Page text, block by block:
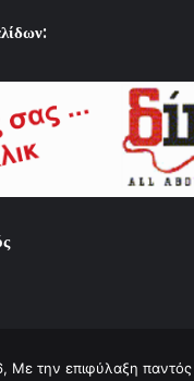
Με την επιφύλαξη παντός